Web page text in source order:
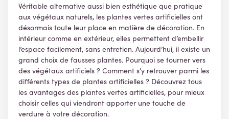
Véritable alternative aussi bien esthétique que pratique
aux végétaux naturels, les plantes vertes artificielles ont
désormais toute leur place en matière de décoration. En
intérieur comme en extérieur, elles permettent d’embellir
l’espace facilement, sans entretien. Aujourd’hui, il existe un
grand choix de fausses plantes. Pourquoi se tourner vers
des végétaux artificiels ? Comment s’y retrouver parmi les
différents types de plantes artificielles ? Découvrez tous
les avantages des plantes vertes artificielles, pour mieux
choisir celles qui viendront apporter une touche de
verdure à votre décoration.